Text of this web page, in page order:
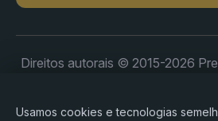
Direitos autorais © 2015-2026
Usamos cookies e tecnologias